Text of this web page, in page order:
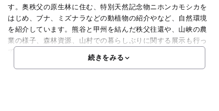
す。奥秩父の原生林に住む、特別天然記念物ニホンカモシカを
はじめ、ブナ、ミズナラなどの動植物の紹介やなど、自然環境
を紹介しています。熊谷と甲州を結んだ秩父往還や、山峡の農
業の様子、森林資源、山村での暮らしぶりに関する展示も行っ
て
続きをみる